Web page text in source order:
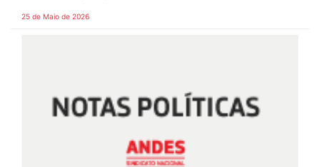
25 de Maio de 2026